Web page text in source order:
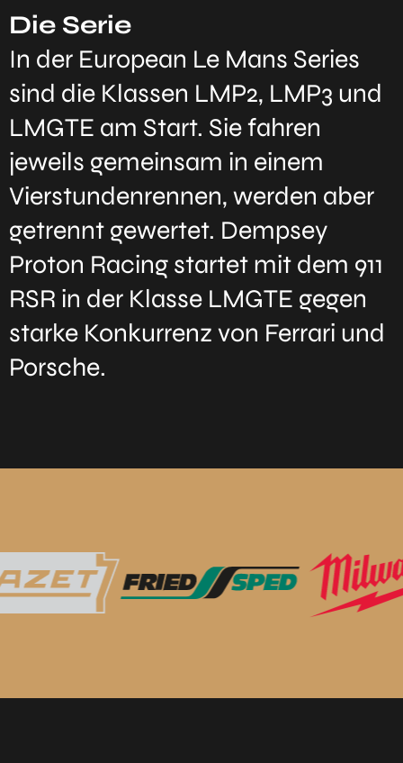
Die Serie
In der European Le Mans Series
sind die Klassen LMP2, LMP3 und
LMGTE am Start. Sie fahren
jeweils gemeinsam in einem
Vierstundenrennen, werden aber
getrennt gewertet. Dempsey
Proton Racing startet mit dem 911
RSR in der Klasse LMGTE gegen
starke Konkurrenz von Ferrari und
Porsche.